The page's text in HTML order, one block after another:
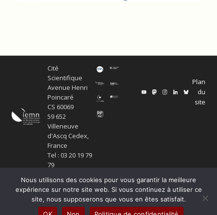
Cité
Scientifique
Avenue Henri
Poincaré
CS 60069
59 652
Villeneuve
d'Ascq Cedex,
France
Tel : 03 20 19 79
79
Plan
du
site
© Copyright Service ECM et pôle SISR 2024
Nous utilisons des cookies pour vous garantir la meilleure
expérience sur notre site web. Si vous continuez à utiliser ce
site, nous supposerons que vous en êtes satisfait.